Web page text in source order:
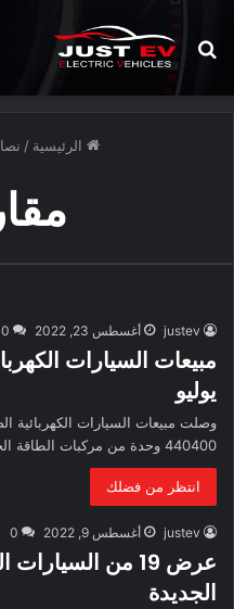
بحث
عن
الرئيسية /
justev أغسطس 23, 2022 0
يوليو
440400 وحدة من مركبات الطاقة الجديدة (NEVs) في الصين.…
انتظر من فضلك
justev أغسطس 9, 2022 0
عرض 19 من
الجديدة